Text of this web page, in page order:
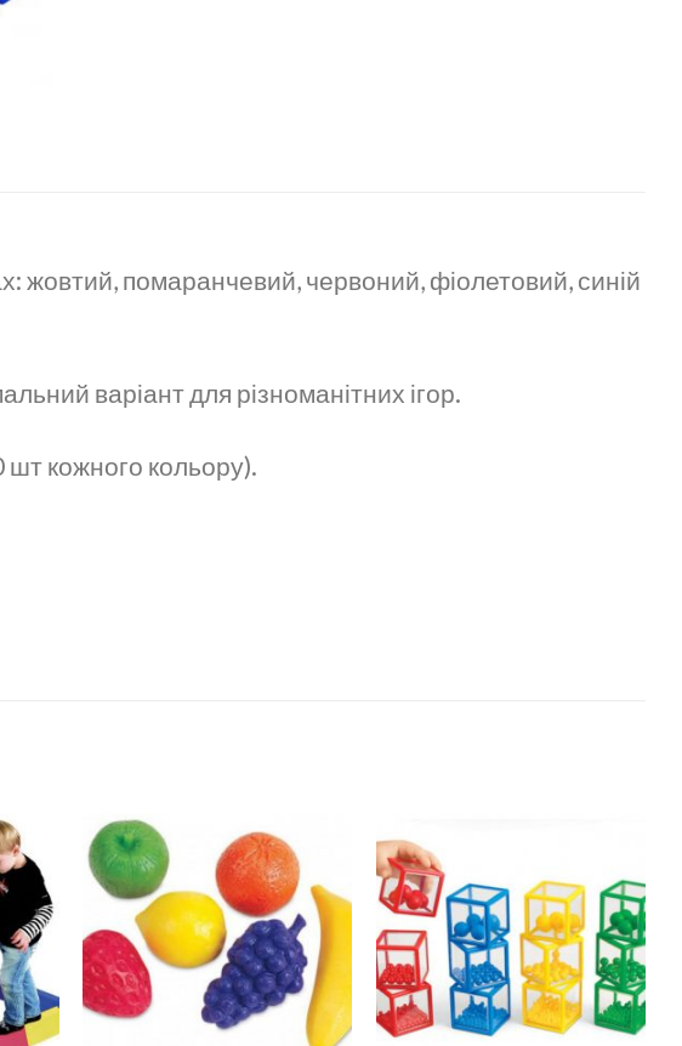
жовтий, помаранчевий, червоний, фіолетовий, синій
варіант для різноманітних ігор.
шт кожного кольору).